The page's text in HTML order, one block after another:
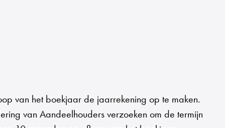
van het boekjaar de jaarrekening op te maken.
van Aandeelhouders verzoeken om de termijn